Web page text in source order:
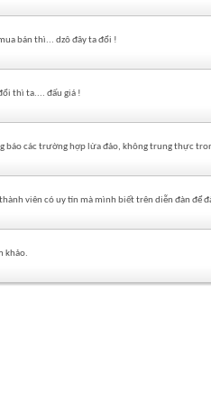
bán thì... dzô đây ta đổi !
thì ta.... đấu giá !
báo các trường hợp lừa đảo, không trung thực
viên có uy tín mà mình biết trên diễn đàn để
khảo.